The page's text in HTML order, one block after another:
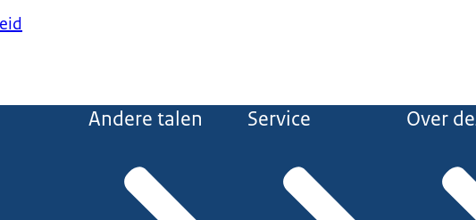
Andere talen Service Over